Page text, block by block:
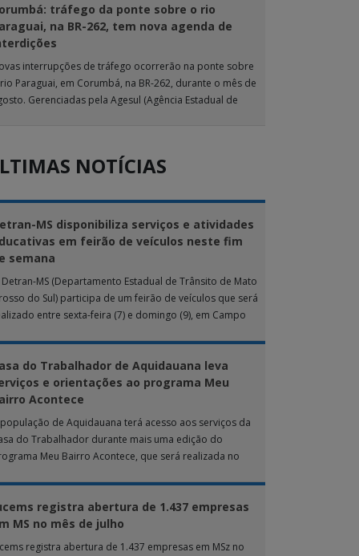
tráfego da ponte sobre o rio
na BR-262, tem nova agenda de
interrupções de tráfego ocorrerão na ponte sobre
Paraguai, em Corumbá, na BR-262, durante o mês de
Gerenciadas pela Agesul (Agência Estadual de
NOTÍCIAS
MS disponibiliza serviços e atividades
em feirão de veículos neste fim
semana
Detran-MS (Departamento Estadual de Trânsito de Mato
do Sul) participa de um feirão de veículos que será
entre sexta-feira (7) e domingo (9), em Campo
do Trabalhador de Aquidauana leva
e orientações ao programa Meu
Acontece
de Aquidauana terá acesso aos serviços da
do Trabalhador durante mais uma edição do
Meu Bairro Acontece, que será realizada no
registra abertura de 1.437 empresas
MS no mês de julho
registra abertura de 1.437 empresas em MSz no